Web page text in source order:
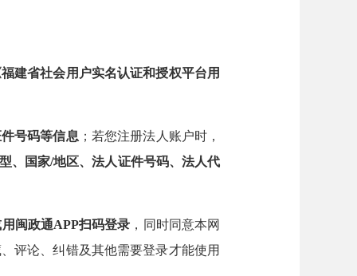
建省社会用户实名认证和授权平台用
号码等信息 ；若您注册法人账户时，
、国家/地区、法人证件号码、法人代
闽政通APP扫码登录 ，同时同意本网
评论、纠错及其他需要登录才能使用